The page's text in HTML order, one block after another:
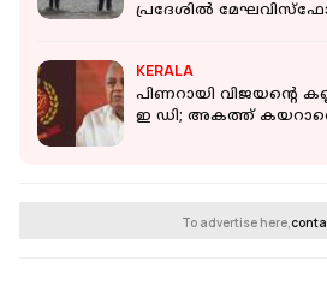
പ്രദേശിൽ
KERALA
പിണറായി വിജയന്റെ
ഇ ഡി; അകത്ത്
To advertise here,